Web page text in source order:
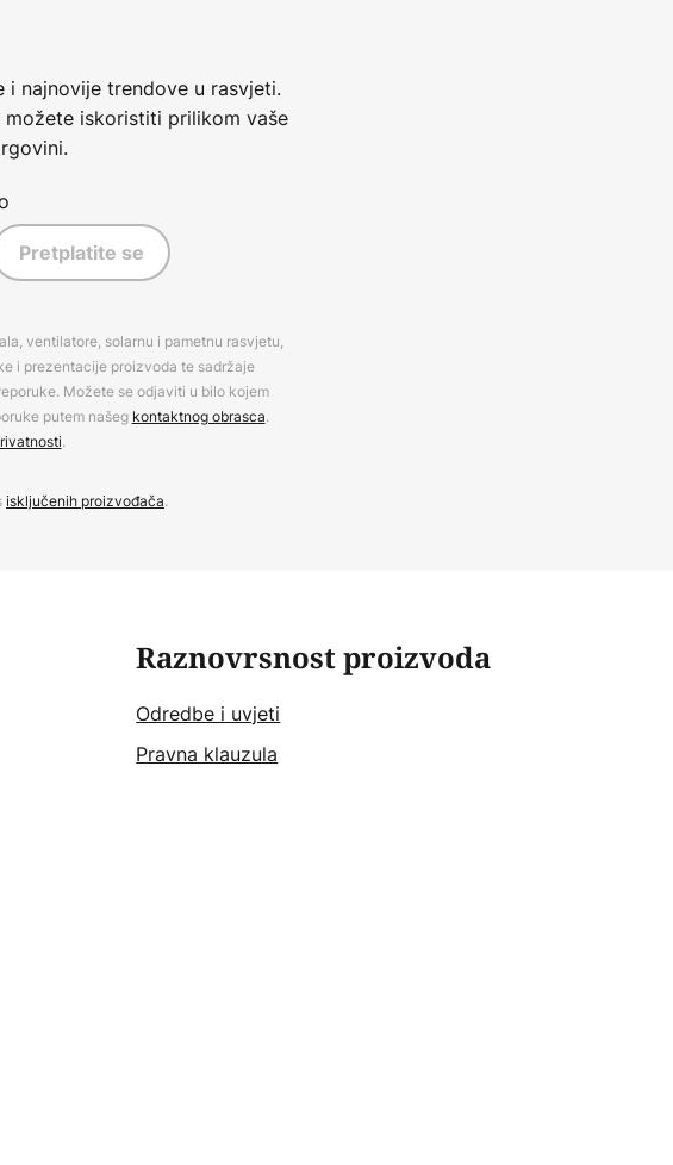
najnovije trendove u rasvjeti.
iskoristiti prilikom vaše
Pretplatite se
ventilatore, solarnu i pametnu rasvjetu,
i prezentacije proizvoda te sadržaje
Možete se odjaviti u bilo kojem
putem našeg kontaktnog obrasca.
.
isključenih proizvođača.
Raznovrsnost proizvoda
Odredbe i uvjeti
Pravna klauzula